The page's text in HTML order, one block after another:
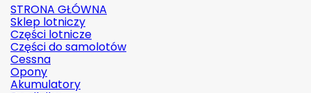
STRONA GŁÓWNA
Sklep lotniczy
Części lotnicze
Części do samolotów
Cessna
Opony
Akumulatory